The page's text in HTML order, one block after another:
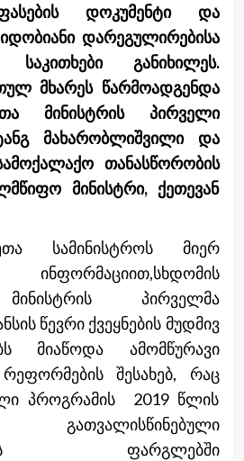
დოკუმენტი და
დარეგულირებისა
განიხილეს.
მხარეს წარმოადგენდა
მინისტრის პირველი
მახარობლიშვილი და
თანასწორობის
მინისტრი, ქეთევან
სამინისტროს მიერ
პირველმა
წევრი ქვეყნების მუდმივ
მიაწოდა ამომწურავი
შესახებ, რაც
პროგრამის 2019 წლის
ფარგლებში